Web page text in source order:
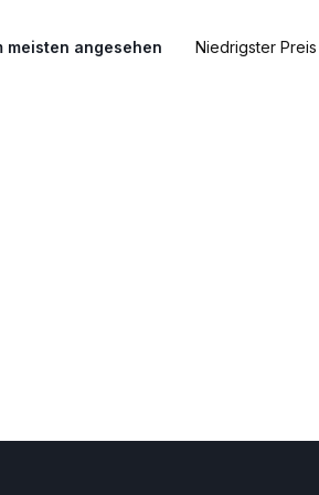
meisten angesehen Niedrigster Preis